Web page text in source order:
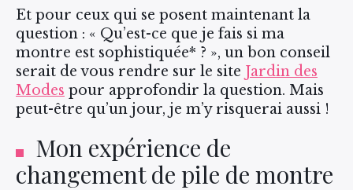
Et pour ceux qui se posent maintenant la
question : « Qu’est-ce que je fais si ma
montre est sophistiquée* ? », un bon conseil
serait de vous rendre sur le site Jardin des
Modes pour approfondir la question. Mais
peut-être qu’un jour, je m’y risquerai aussi !
Mon expérience de
changement de pile de montre